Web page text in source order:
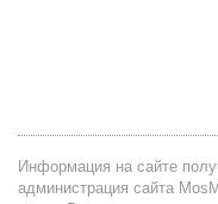
Информация на сайте
администрация сайта